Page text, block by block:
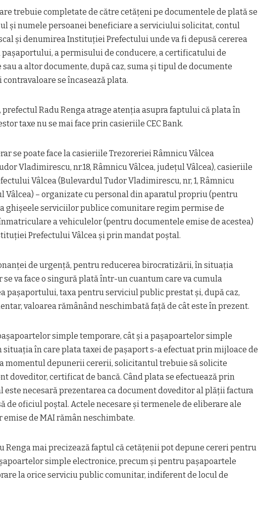
trebuie completate de către cetățeni pe documentele de plată se
ul și numele persoanei beneficiare a serviciului solicitat, contul
și denumirea Instituției Prefectului unde va fi depusă cererea
pașaportului, a permisului de conducere, a certificatului de
a altor documente, după caz, suma și tipul de documente
se încasează plata.
prefectul Radu Renga atrage atenția asupra faptului că plata în
taxe nu se mai face prin casieriile CEC Bank.
se poate face la casieriile Trezoreriei Râmnicu Vâlcea
Vladimirescu, nr.18, Râmnicu Vâlcea, județul Vâlcea), casieriile
Vâlcea (Bulevardul Tudor Vladimirescu, nr, 1, Râmnicu
Vâlcea) – organizate cu personal din aparatul propriu (pentru
ghișeele serviciilor publice comunitare regim permise de
a vehiculelor (pentru documentele emise de acestea)
Prefectului Vâlcea și prin mandat poștal.
de urgență, pentru reducerea birocratizării, în situația
se va face o singură plată într-un cuantum care va cumula
pașaportului, taxa pentru serviciul public prestat și, după caz,
valoarea rămânând neschimbată față de cât este în prezent.
simple temporare, cât și a pașapoartelor simple
situația în care plata taxei de pașaport s-a efectuat prin mijloace de
momentul depunerii cererii, solicitantul trebuie să solicite
doveditor, certificat de bancă. Când plata se efectuează prin
este necesară prezentarea ca document doveditor al plății factura
de oficiul poștal. Actele necesare și termenele de eliberare ale
de MAI rămân neschimbate.
Renga mai precizează faptul că cetățenii pot depune cereri pentru
simple electronice, precum și pentru pașapoartele
la orice serviciu public comunitar, indiferent de locul de